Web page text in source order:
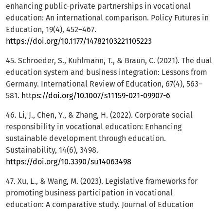
enhancing public-private partnerships in vocational
education: An international comparison. Policy Futures in
Education, 19(4), 452–467.
https://doi.org/10.1177/14782103221105223
45. Schroeder, S., Kuhlmann, T., & Braun, C. (2021). The dual
education system and business integration: Lessons from
Germany. International Review of Education, 67(4), 563–
581. https://doi.org/10.1007/s11159-021-09907-6
46. Li, J., Chen, Y., & Zhang, H. (2022). Corporate social
responsibility in vocational education: Enhancing
sustainable development through education.
Sustainability, 14(6), 3498.
https://doi.org/10.3390/su14063498
47. Xu, L., & Wang, M. (2023). Legislative frameworks for
promoting business participation in vocational
education: A comparative study. Journal of Education